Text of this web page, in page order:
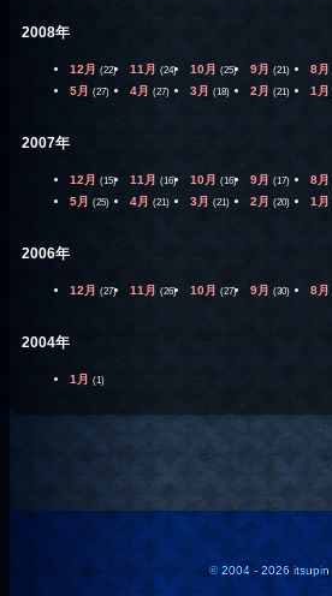
2008年
12月 (22) 11月 (24) 10月 (25) 9月 (21) 8月
5月 (27) 4月 (27) 3月 (18) 2月 (21) 1月
2007年
12月 (15) 11月 (16) 10月 (16) 9月 (17) 8月
5月 (25) 4月 (21) 3月 (21) 2月 (20) 1月
2006年
12月 (27) 11月 (26) 10月 (27) 9月 (30) 8月
2004年
1月 (1)
© 2004 - 2026 itsupin